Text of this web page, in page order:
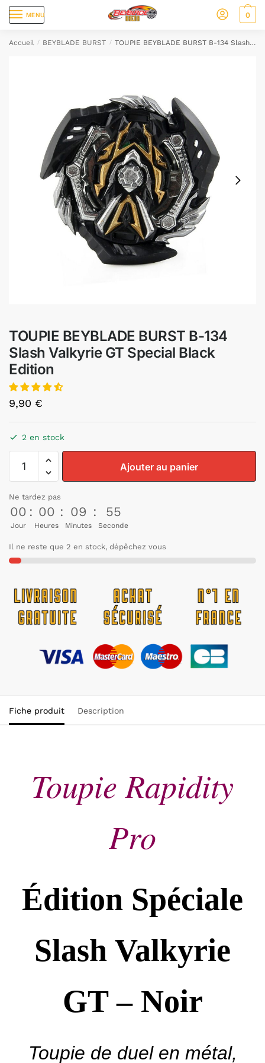
MENU 0
Accueil / BEYBLADE BURST / TOUPIE BEYBLADE BURST B-134 Slash Valkyrie GT Special Black Edition
TOUPIE BEYBLADE BURST B-134
Slash Valkyrie GT Special Black
Edition
9,90 €
2 en stock
Ajouter au panier
Ne tardez pas
00
Jour
: 00
Heures
: 09
Minutes
: 53
Seconde
Il ne reste que 2 en stock, dépêchez vous
Fiche produit Description
Toupie Rapidity
Pro
Édition Spéciale
Slash Valkyrie
GT – Noir
Toupie de duel en métal,